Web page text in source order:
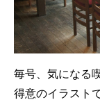
毎号、気になる
得意のイラスト